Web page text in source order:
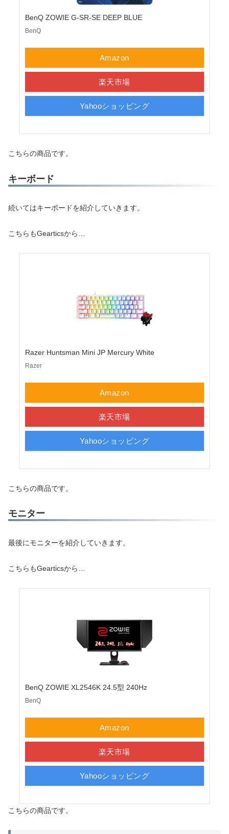
BenQ ZOWIE G-SR-SE DEEP BLUE
BenQ
Amazon
楽天市場
Yahooショッピング
こちらの商品です。
キーボード
続いてはキーボードを紹介していきます。
こちらもGearticsから…
Razer Huntsman Mini JP Mercury White
Razer
Amazon
楽天市場
Yahooショッピング
こちらの商品です。
モニター
最後にモニターを紹介していきます。
こちらもGearticsから…
BenQ ZOWIE XL2546K 24.5型 240Hz
BenQ
Amazon
楽天市場
Yahooショッピング
こちらの商品です。